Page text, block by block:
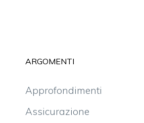
ARGOMENTI
Approfondimenti
Assicurazione